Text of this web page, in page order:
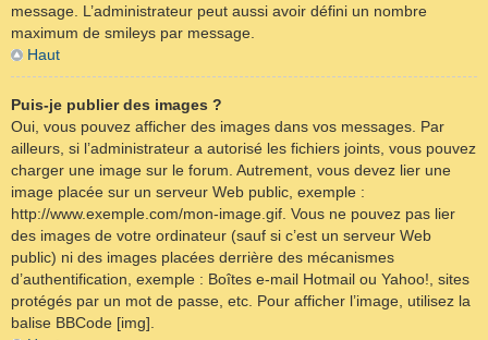
message. L’administrateur peut aussi avoir défini un nombre
maximum de smileys par message.
Haut
Puis-je publier des images ?
Oui, vous pouvez afficher des images dans vos messages. Par
ailleurs, si l’administrateur a autorisé les fichiers joints, vous pouvez
charger une image sur le forum. Autrement, vous devez lier une
image placée sur un serveur Web public, exemple :
http://www.exemple.com/mon-image.gif. Vous ne pouvez pas lier
des images de votre ordinateur (sauf si c’est un serveur Web
public) ni des images placées derrière des mécanismes
d’authentification, exemple : Boîtes e-mail Hotmail ou Yahoo!, sites
protégés par un mot de passe, etc. Pour afficher l’image, utilisez la
balise BBCode [img].